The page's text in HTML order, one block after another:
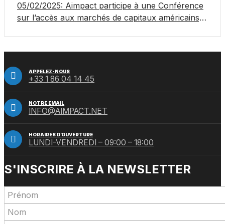
05/02/2025: Aimpact participe à une Conférence
sur l’accès aux marchés de capitaux américains,
APPELEZ-NOUS
+33 1 86 04 14 45
NOTRE EMAIL
INFO@AIMPACT.NET
HORAIRES D’OUVERTURE
LUNDI-VENDREDI – 09:00 – 18:00
S'INSCRIRE À LA NEWSLETTER